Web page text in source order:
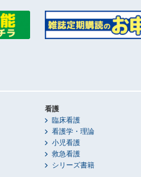
看護
臨床看護
看護学・理論
小児看護
救急看護
シリーズ書籍